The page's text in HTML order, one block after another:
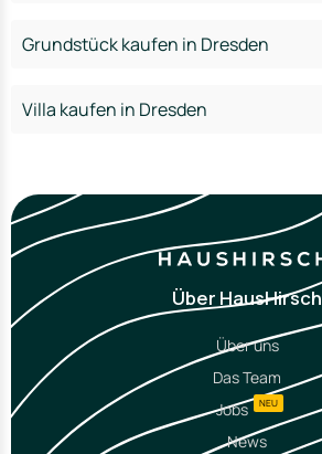
Grundstück kaufen in Dresden
Villa kaufen in Dresden
Über HausHirsch
Über uns
Das Team
Jobs
NEU
News